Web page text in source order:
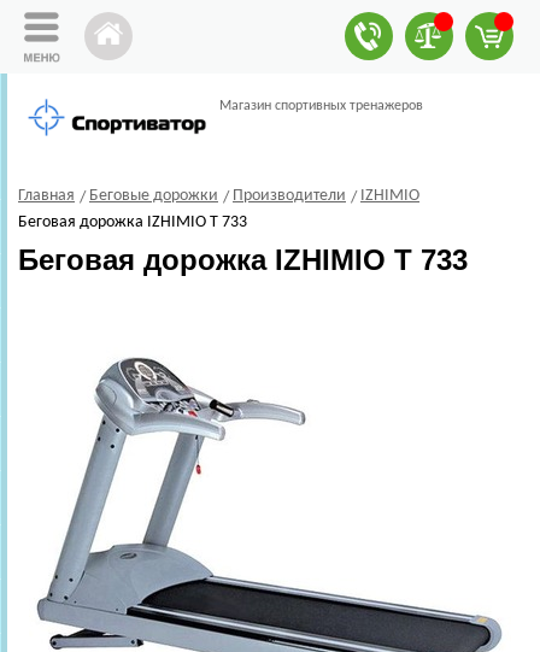
Магазин спортивных тренажеров
Главная Беговые дорожки Производители
IZHIMIO
Беговая дорожка IZHIMIO T 733
Беговая дорожка IZHIMIO T 733